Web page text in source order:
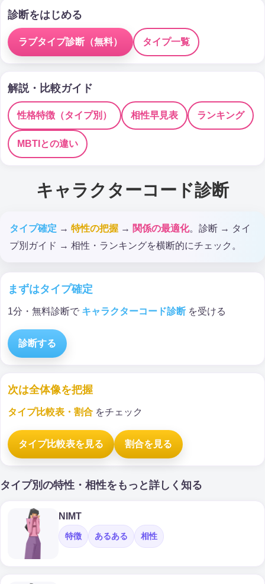
診断をはじめる
ラブタイプ診断（無料） タイプ一覧
解説・比較ガイド
性格特徴（タイプ別） 相性早見表 ランキング
MBTIとの違い
キャラクターコード診断
タイプ確定 → 特性の把握 → 関係の最適化。診断 → タイ
プ別ガイド → 相性・ランキングを横断的にチェック。
まずはタイプ確定
1分・無料診断で キャラクターコード診断 を受ける
診断する
次は全体像を把握
タイプ比較表・割合 をチェック
タイプ比較表を見る 割合を見る
タイプ別の特性・相性をもっと詳しく知る
NIMT
特徴 あるある 相性